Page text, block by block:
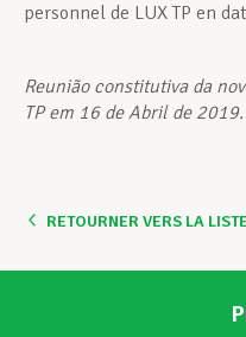
personnel de LUX TP en
Reunião constitutiva da
TP em 16 de Abril de 2019.
RETOURNER VERS LA